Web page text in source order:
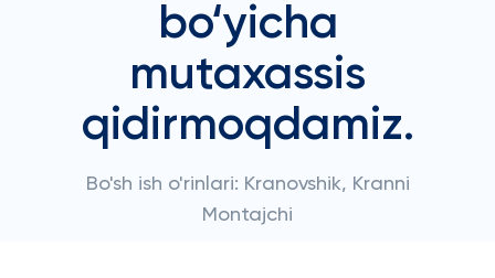
bo‘yicha
mutaxassis
qidirmoqdamiz.
Bo'sh ish o'rinlari: Kranovshik, Kranni
Montajchi